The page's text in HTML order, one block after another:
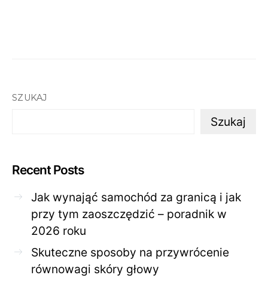
SZUKAJ
Szukaj
Recent Posts
Jak wynająć samochód za granicą i jak
przy tym zaoszczędzić – poradnik w
2026 roku
Skuteczne sposoby na przywrócenie
równowagi skóry głowy